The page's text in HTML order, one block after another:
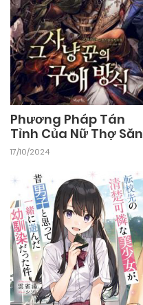
Phương Pháp Tán
Tỉnh Của Nữ Thợ Săn
17/10/2024